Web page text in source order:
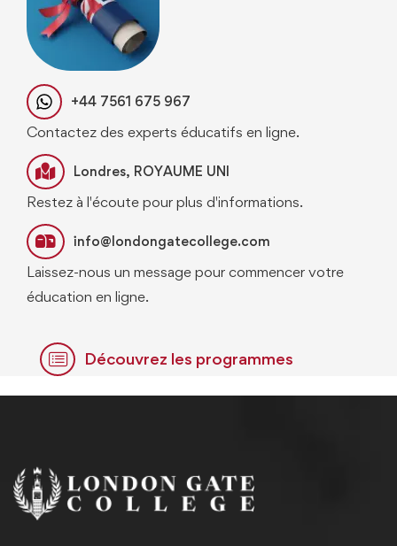
+44 7561 675 967
Contactez des experts éducatifs en ligne.
Londres, ROYAUME UNI
Restez à l'écoute pour plus d'informations.
info@londongatecollege.com
Laissez-nous un message pour commencer votre
éducation en ligne.
Découvrez les programmes